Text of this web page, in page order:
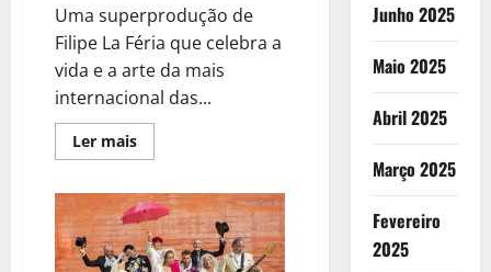
Uma superprodução de
Filipe La Féria que celebra a
vida e a arte da mais
internacional das...
Ler maisLeia
mais
Miranda
–
O
Grande
Musical
Junho 2025
Maio 2025
Abril 2025
Março 2025
Fevereiro
2025